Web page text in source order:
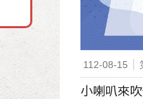
112-08-15
小喇叭來